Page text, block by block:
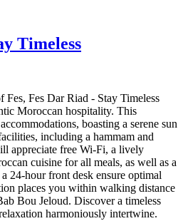
Timeless
Fes, Fes Dar Riad - Stay Timeless
Moroccan hospitality. This
boasting a serene sun
including a hammam and
appreciate free Wi-Fi, a lively
cuisine for all meals, as well as a
24-hour front desk ensure optimal
places you within walking distance
Bou Jeloud. Discover a timeless
harmoniously intertwine.